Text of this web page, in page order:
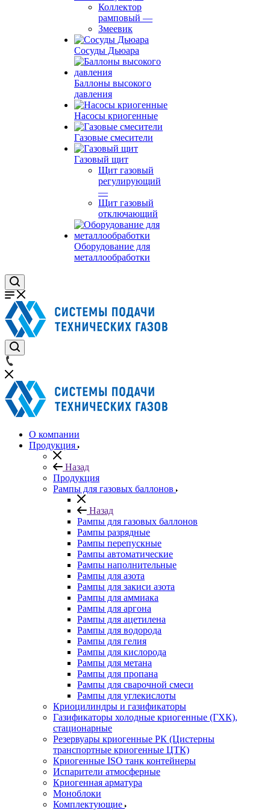
Коллектор
рамповый —
Змеевик
Сосуды Дьюара
Баллоны высокого
давления
Насосы криогенные
Газовые смесители
Газовый щит
Щит газовый
регулирующий
—
Щит газовый
отключающий
Оборудование для
металлообработки
О компании
Продукция
Назад
Продукция
Рампы для газовых баллонов
Назад
Рампы для газовых баллонов
Рампы разрядные
Рампы перепускные
Рампы автоматические
Рампы наполнительные
Рампы для азота
Рампы для закиси азота
Рампы для аммиака
Рампы для аргона
Рампы для ацетилена
Рампы для водорода
Рампы для гелия
Рампы для кислорода
Рампы для метана
Рампы для пропана
Рампы для сварочной смеси
Рампы для углекислоты
Криоцилиндры и газификаторы
Газификаторы холодные криогенные (ГХК),
стационарные
Резервуары криогенные РК (Цистерны
транспортные криогенные ЦТК)
Криогенные ISO танк контейнеры
Испарители атмосферные
Криогенная арматура
Моноблоки
Комплектующие